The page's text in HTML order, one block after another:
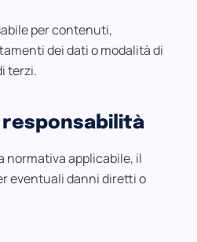
per contenuti,
dei dati o modalità di
terzi.
responsabilità
normativa applicabile, il
eventuali danni diretti o